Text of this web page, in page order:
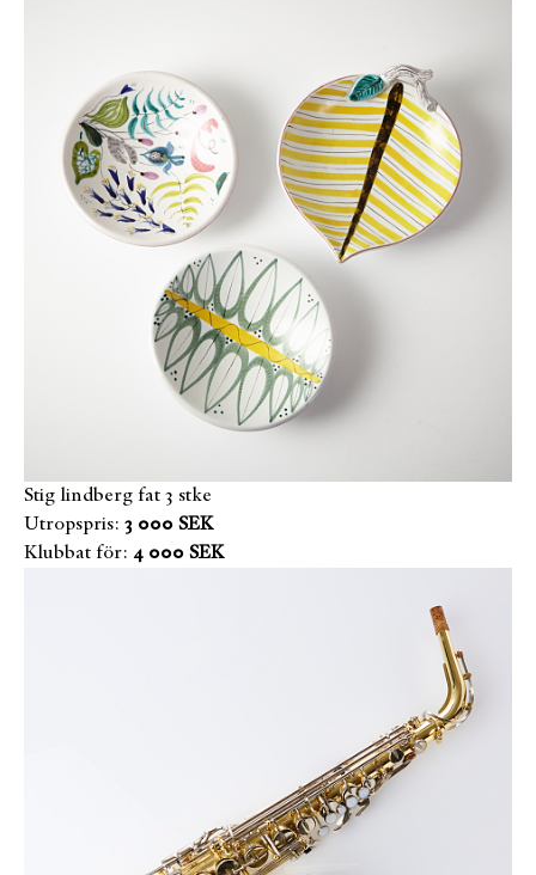
Stig lindberg fat 3 stke
Utropspris: 3 000 SEK
Klubbat för: 4 000 SEK